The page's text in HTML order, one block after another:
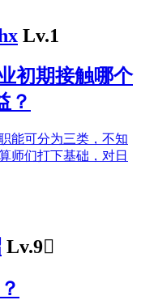
Lv.1
初期接触哪个
？
能可分为三类，不知
师们打下基础，对日
Lv.9